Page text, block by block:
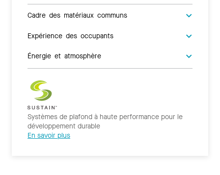
Cadre des matériaux communs
Expérience des occupants
Énergie et atmosphère
Systèmes de plafond à haute performance pour le
développement durable
En savoir plus